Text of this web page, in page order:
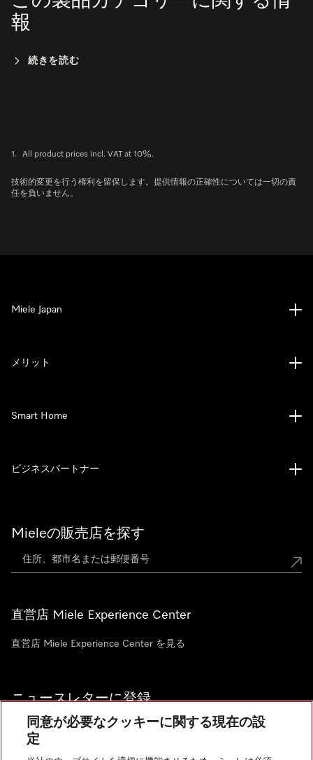
報
続きを読む
1. All product prices incl. VAT at 10%.
技術的変更を行う権利を留保します。提供情報の正確性については一切の責
任を負いません。
Mieleの販売店を探す
直営店 Miele Experience Center
直営店 Miele Experience Center を見る
ニュースレターに登録
Miele Japan
メリット
Smart Home
ビジネスパートナー
同意が必要なクッキーに関する現在の設
定